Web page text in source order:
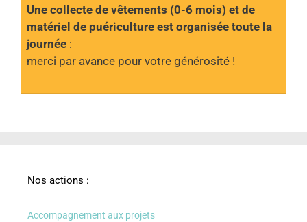
Une collecte de vêtements (0-6 mois) et de
matériel de puériculture est organisée toute la
journée :
merci par avance pour votre générosité !
Nos actions :
Accompagnement aux projets